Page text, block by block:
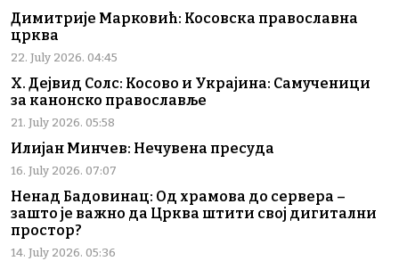
Димитрије Марковић: Косовска православна
црква
22. July 2026. 04:45
Х. Дејвид Солс: Косово и Украјина: Самученици
за канонско православље
21. July 2026. 05:58
Илијан Минчев: Нечувена пресуда
16. July 2026. 07:07
Ненад Бадовинац: Од храмова до сервера –
зашто је важно да Црква штити свој дигитални
простор?
14. July 2026. 05:36